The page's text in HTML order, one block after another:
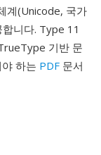
계(Unicode, 국가
니다. Type 11
기반 문
하는 PDF 문서